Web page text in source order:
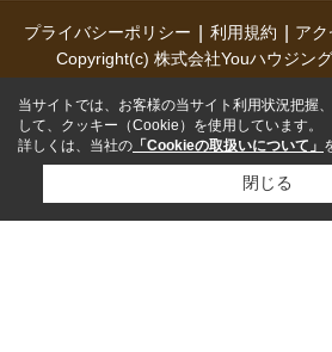
プライバシーポリシー 利用規約 ア
Copyright(c) 株式会社Youハウジン
当サイトでは、お客様の当サイト利用状況把握
して、クッキー（Cookie）を使用しています。
詳しくは、当社の 「Cookieの取扱いについて」
閉じる